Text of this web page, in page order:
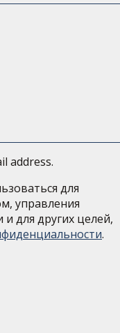
address.
для
управления
для других целей,
.